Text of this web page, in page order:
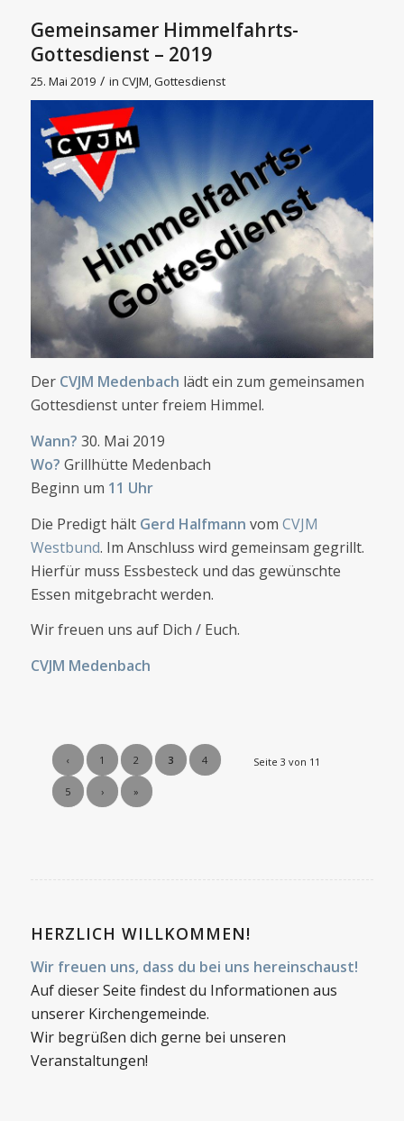
Gemeinsamer Himmelfahrts-
Gottesdienst – 2019
25. Mai 2019 / in CVJM,Gottesdienst
Der CVJM Medenbach lädt ein zum gemeinsamen
Gottesdienst unter freiem Himmel.
Wann? 30. Mai 2019
Wo? Grillhütte Medenbach
Beginn um 11 Uhr
Die Predigt hält Gerd Halfmann vom CVJM
Westbund. Im Anschluss wird gemeinsam gegrillt.
Hierfür muss Essbesteck und das gewünschte
Essen mitgebracht werden.
Wir freuen uns auf Dich / Euch.
CVJM Medenbach
Seite 3 von 11
‹ 1 2 3 4
5 › »
HERZLICH WILLKOMMEN!
Wir freuen uns, dass du bei uns hereinschaust!
Auf dieser Seite findest du Informationen aus
unserer Kirchengemeinde.
Wir begrüßen dich gerne bei unseren
Veranstaltungen!